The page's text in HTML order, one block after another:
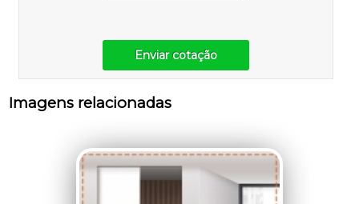
Enviar cotação
Imagens relacionadas